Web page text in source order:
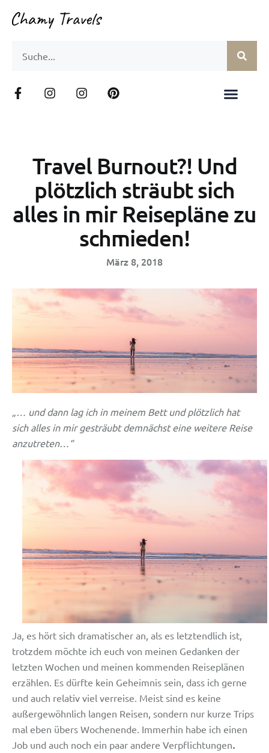
Travel Burnout?! Und
plötzlich sträubt sich
alles in mir Reisepläne zu
schmieden!
März 8, 2018
„… und dann lag ich in meinem Bett und plötzlich hat
sich alles in mir gesträubt demnächst eine weitere Reise
anzutreten…“
Ja, es hört sich dramatischer an, als es letztendlich ist,
trotzdem möchte ich euch von meinen Gedanken der
letzten Wochen und meinen kommenden Reiseplänen
erzählen. Es dürfte kein Geheimnis sein, dass ich gerne
und auch relativ viel verreise. Meist sind es keine
außergewöhnlich langen Reisen, sondern nur kurze Trips
mal eben übers Wochenende. Immerhin habe ich einen
Job und auch noch ein paar andere Verpflichtungen.